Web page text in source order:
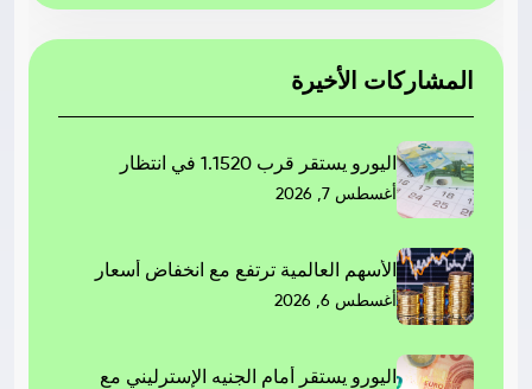
المشاركات الأخيرة
اليورو يستقر قرب 1.1520 في انتظار
أغسطس 7, 2026
الأسهم العالمية ترتفع مع انخفاض أسعار
أغسطس 6, 2026
اليورو يستقر أمام الجنيه الإسترليني مع